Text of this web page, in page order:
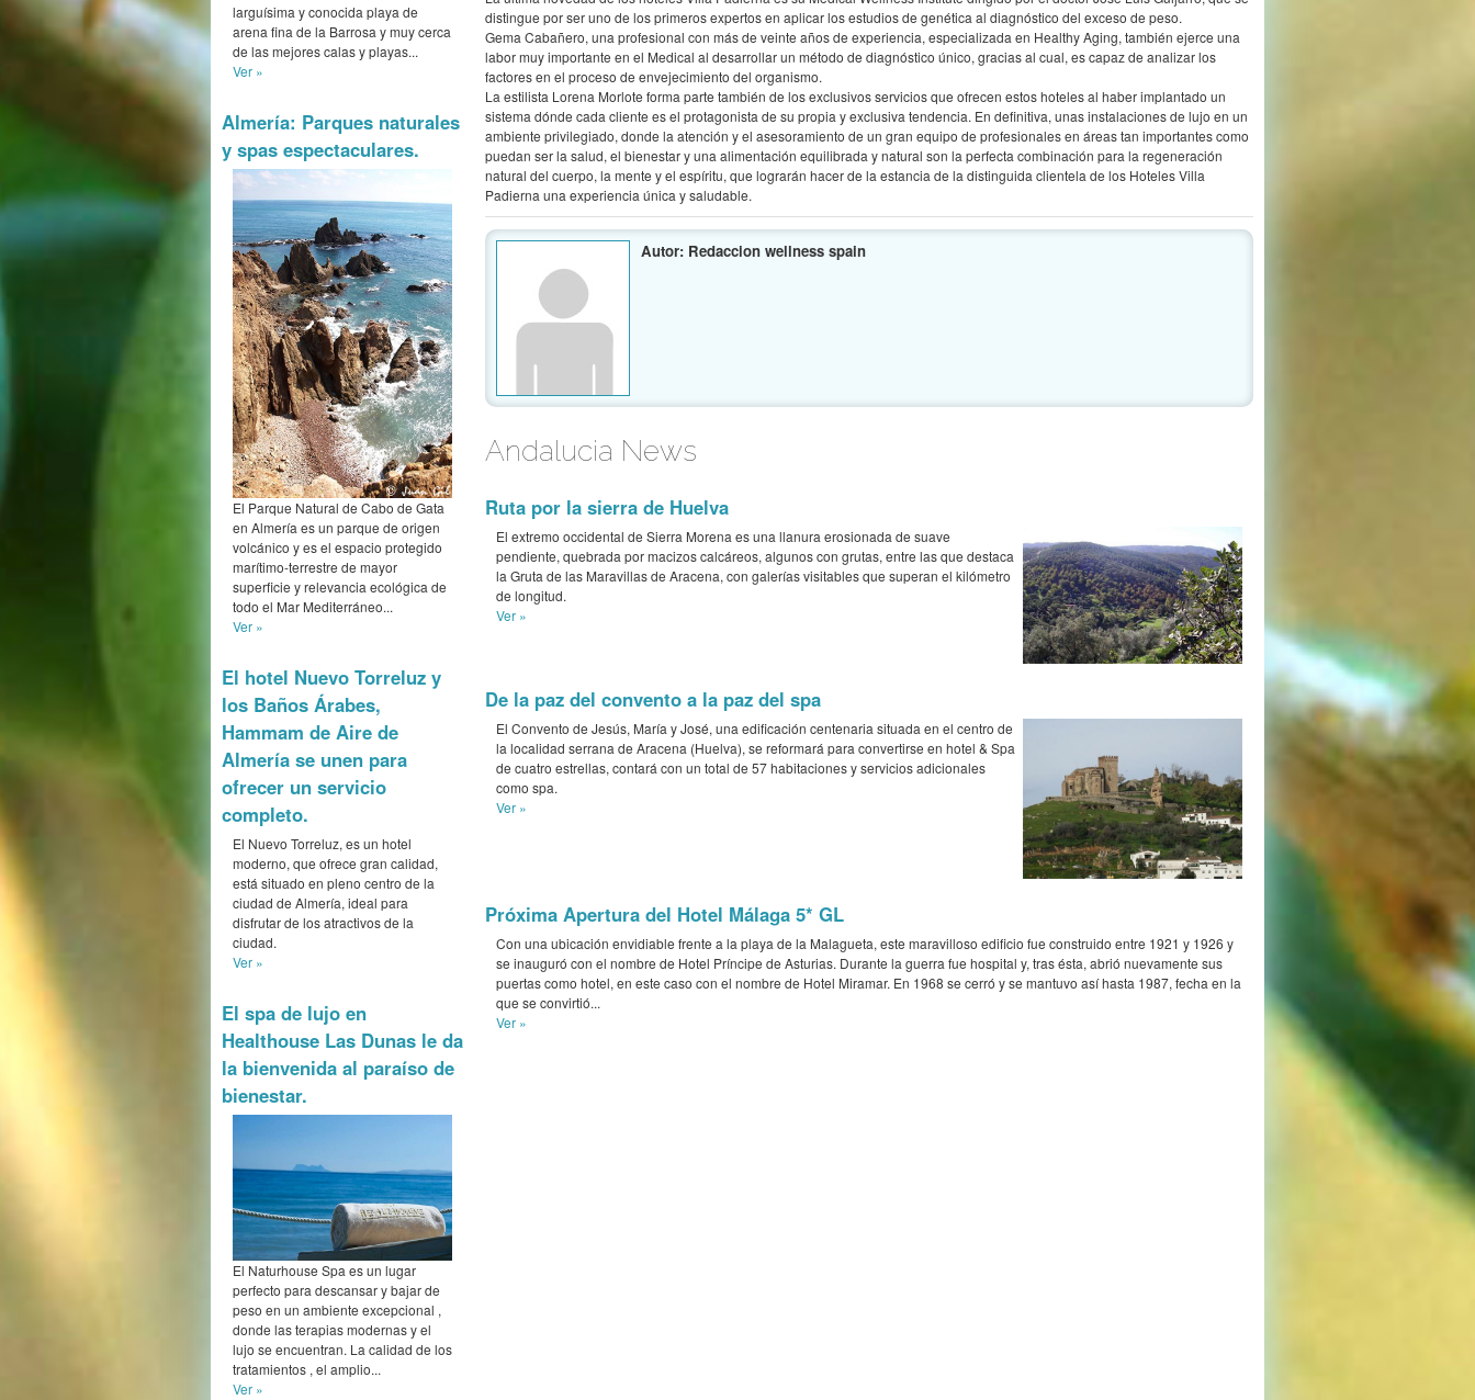
larguísima y conocida playa de
arena fina de la Barrosa y muy cerca
de las mejores calas y playas...
Ver »
Almería: Parques naturales
y spas espectaculares.
El Parque Natural de Cabo de Gata
en Almería es un parque de origen
volcánico y es el espacio protegido
marítimo-terrestre de mayor
superficie y relevancia ecológica de
todo el Mar Mediterráneo...
Ver »
El hotel Nuevo Torreluz y
los Baños Árabes,
Hammam de Aire de
Almería se unen para
ofrecer un servicio
completo.
El Nuevo Torreluz, es un hotel
moderno, que ofrece gran calidad,
está situado en pleno centro de la
ciudad de Almería, ideal para
disfrutar de los atractivos de la
ciudad.
Ver »
El spa de lujo en
Healthouse Las Dunas le da
la bienvenida al paraíso de
bienestar.
El Naturhouse Spa es un lugar
perfecto para descansar y bajar de
peso en un ambiente excepcional ,
donde las terapias modernas y el
lujo se encuentran. La calidad de los
tratamientos , el amplio...
Ver »
Andalucia News
Ruta por la sierra de Huelva
El extremo occidental de Sierra Morena es una llanura erosionada de suave
pendiente, quebrada por macizos calcáreos, algunos con grutas, entre las que destaca
la Gruta de las Maravillas de Aracena, con galerías visitables que superan el kilómetro
de longitud.
De la paz del convento a la paz del spa
El Convento de Jesús, María y José, una edificación centenaria situada en el centro de
de cuatro estrellas, contará con un total de 57 habitaciones y servicios adicionales
como spa.
Ver »
se inauguró con el nombre de Hotel Príncipe de Asturias. Durante la guerra fue hospital y, tras ésta, abrió nuevamente sus
puertas como hotel, en este caso con el nombre de Hotel Miramar. En 1968 se cerró y se mantuvo así hasta 1987, fecha en la
que se convirtió...
Ver »